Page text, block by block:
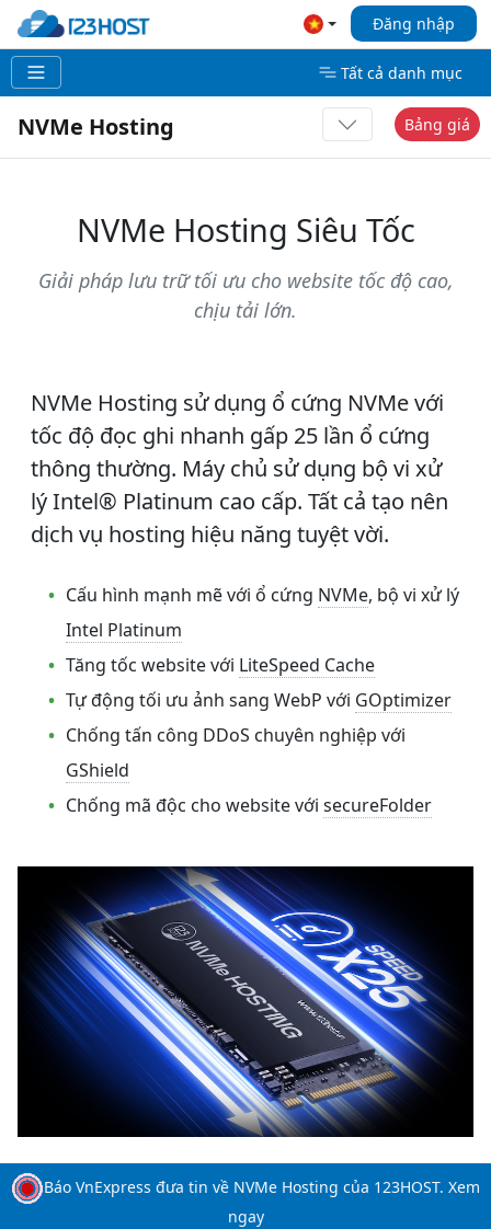
Đăng nhập
Tất cả danh mục
NVMe Hosting Bảng giá
NVMe Hosting Siêu Tốc
Giải pháp lưu trữ tối ưu cho website tốc độ cao,
chịu tải lớn.
NVMe Hosting sử dụng ổ cứng NVMe với
tốc độ đọc ghi nhanh gấp 25 lần ổ cứng
thông thường. Máy chủ sử dụng bộ vi xử
lý Intel® Platinum cao cấp. Tất cả tạo nên
dịch vụ hosting hiệu năng tuyệt vời.
Cấu hình mạnh mẽ với ổ cứng NVMe, bộ vi xử lý
Intel Platinum
Tăng tốc website với LiteSpeed Cache
Tự động tối ưu ảnh sang WebP với GOptimizer
Chống tấn công DDoS chuyên nghiệp với
GShield
Chống mã độc cho website với secureFolder
Báo VnExpress đưa tin về NVMe Hosting của 123HOST. Xem
ngay